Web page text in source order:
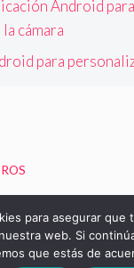
Android
cámara
para
para asegurar que
web. Si
que estás de